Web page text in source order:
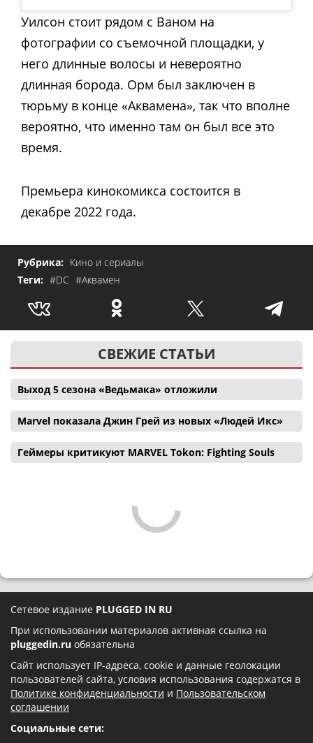
Уилсон стоит рядом с Ваном на
фотографии со съемочной площадки, у
него длинные волосы и невероятно
длинная борода. Орм был заключен в
тюрьму в конце «Аквамена», так что вполне
вероятно, что именно там он был все это
время.
Премьера кинокомикса состоится в
декабре 2022 года.
Рубрика: Кино и сериалы
Теги: #DC #Аквамен
СВЕЖИЕ СТАТЬИ
Выход 5 сезона «Ведьмака» отложили
Marvel показала Джин Грей из новых «Людей Икс»
Геймеры критикуют MARVEL Tokon: Fighting Souls
Сетевое издание PLUGGED IN RU
При использовании материалов активная ссылка на
pluggedin.ru обязательна
Сайт использует IP-адреса, cookie и данные геолокации
пользователей сайта, условия использования содержатся в
Политике конфиденциальности и Пользовательском
соглашении
Социальные сети: